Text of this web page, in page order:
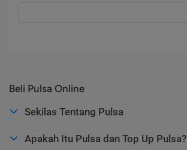
Beli Pulsa Online
Sekilas Tentang Pulsa
Apakah Itu Pulsa dan Top Up Pulsa?